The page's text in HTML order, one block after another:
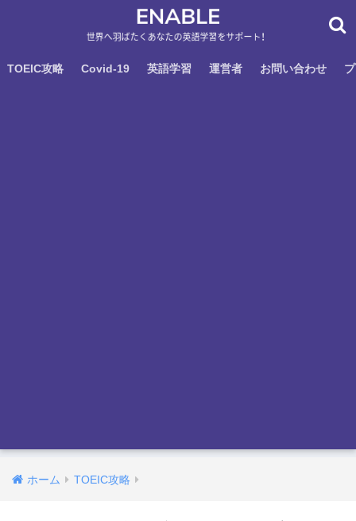
TOEIC攻略 Covid-19 英語学習 運営者 お問い合わせ
ホーム TOEIC攻略